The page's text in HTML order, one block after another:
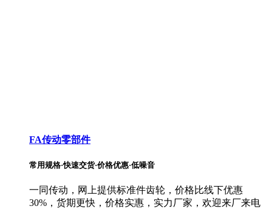
FA传动零部件
常用规格·快速交货·价格优惠·低噪音
一同传动，网上提供标准件齿轮，价格比线下优惠
30%，货期更快，价格实惠，实力厂家，欢迎来厂来电